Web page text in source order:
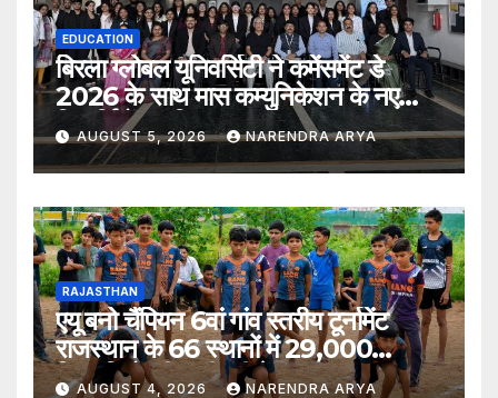
EDUCATION
बिरला ग्लोबल यूनिवर्सिटी ने कमेंसमेंट डे
2026 के साथ मास कम्युनिकेशन के नए
विद्यार्थियों का किया स्वागत
AUGUST 5, 2026 NARENDRA ARYA
RAJASTHAN
एयू बनो चैंपियन 6वां गांव स्तरीय टूर्नामेंट
राजस्थान के 66 स्थानों में 29,000
खिलाड़ियों की भागीदारी के साथ संपन्न हुआ
AUGUST 4, 2026 NARENDRA ARYA